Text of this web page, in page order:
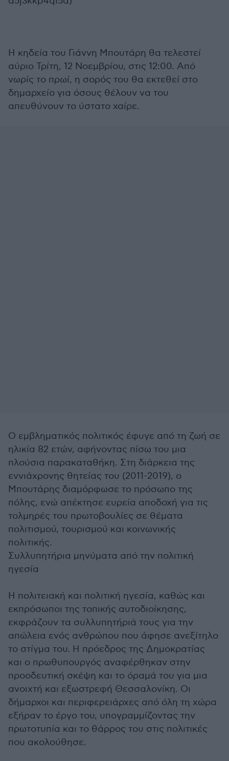
Η κηδεία του Γιάννη Μπουτάρη θα τελεστεί
αύριο Τρίτη, 12 Νοεμβρίου, στις 12:00. Από
νωρίς το πρωί, η σορός του θα εκτεθεί στο
δημαρχείο για όσους θέλουν να του
απευθύνουν το ύστατο χαίρε.
Ο εμβληματικός πολιτικός έφυγε από τη ζωή σε
ηλικία 82 ετών, αφήνοντας πίσω του μια
πλούσια παρακαταθήκη. Στη διάρκεια της
εννιάχρονης θητείας του (2011-2019), ο
Μπουτάρης διαμόρφωσε το πρόσωπο της
πόλης, ενώ απέκτησε ευρεία αποδοχή για τις
τολμηρές του πρωτοβουλίες σε θέματα
πολιτισμού, τουρισμού και κοινωνικής
πολιτικής.
Συλλυπητήρια μηνύματα από την πολιτική
ηγεσία
Η πολιτειακή και πολιτική ηγεσία, καθώς και
εκπρόσωποι της τοπικής αυτοδιοίκησης,
εκφράζουν τα συλλυπητήριά τους για την
απώλεια ενός ανθρώπου που άφησε ανεξίτηλο
το στίγμα του. Η πρόεδρος της Δημοκρατίας
και ο πρωθυπουργός αναφέρθηκαν στην
προοδευτική σκέψη και το όραμά του για μια
ανοιχτή και εξωστρεφή Θεσσαλονίκη. Οι
δήμαρχοι και περιφερειάρχες από όλη τη χώρα
εξήραν το έργο του, υπογραμμίζοντας την
πρωτοτυπία και το θάρρος του στις πολιτικές
που ακολούθησε.